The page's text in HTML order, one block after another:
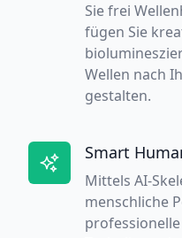
Sie frei
fügen Sie
Wellen nach
gestalten.
Smart
Mittels AI-
menschliche